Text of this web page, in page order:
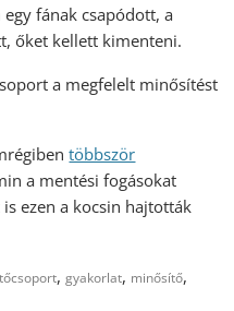
fának csapódott, a
őket kellett kimenteni.
a megfelelt minősítést
többször
a mentési fogásokat
ezen a kocsin hajtották
,gyakorlat, minősítő,